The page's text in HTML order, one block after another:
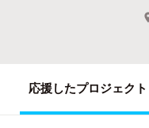
応援したプロジェクト